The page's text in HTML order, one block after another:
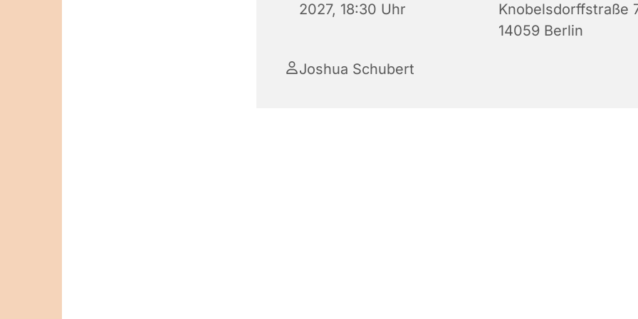
2027, 18:30 Uhr
Knobelsdorffstraße
14059 Berlin
Joshua Schubert